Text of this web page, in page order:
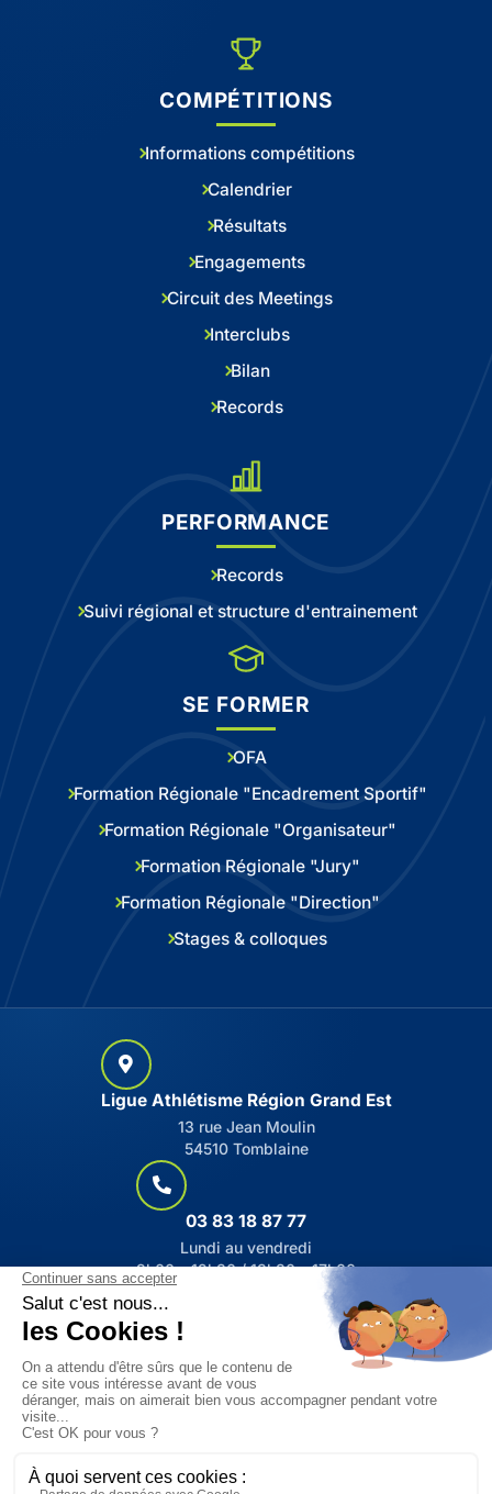
COMPÉTITIONS
Informations compétitions
Calendrier
Résultats
Engagements
Circuit des Meetings
Interclubs
Bilan
Records
PERFORMANCE
Records
Suivi régional et structure d'entrainement
SE FORMER
OFA
Formation Régionale "Encadrement Sportif"
Formation Régionale "Organisateur"
Formation Régionale "Jury"
Formation Régionale "Direction"
Stages & colloques
Ligue Athlétisme Région Grand Est
13 rue Jean Moulin
54510 Tomblaine
03 83 18 87 77
Lundi au vendredi
9h00 – 12h30 / 13h30 – 17h00
contact@athlelarge.fr
DOCUMENTS UTILES
© Tous droits réservés - LARGE